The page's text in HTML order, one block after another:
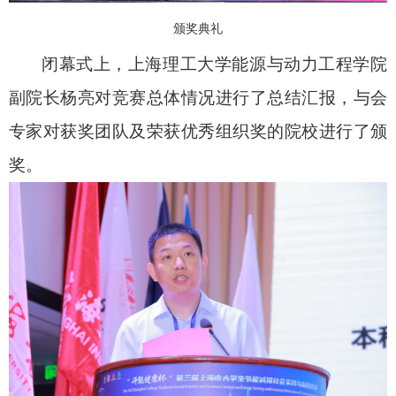
颁奖典礼
闭幕式上，上海理工大学能源与动力工程学院
副院长杨亮对竞赛总体情况进行了总结汇报，与会
专家对获奖团队及荣获优秀组织奖的院校进行了颁
奖。